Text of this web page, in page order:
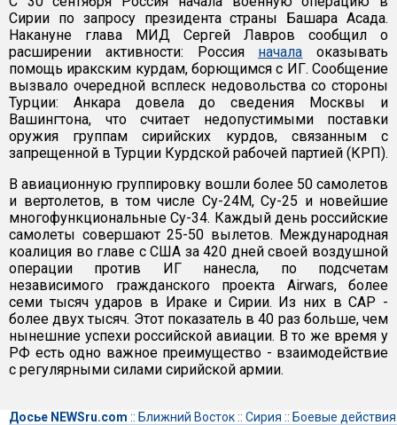
Сирии по запросу президента страны Башара Асада.
Накануне глава МИД Сергей Лавров сообщил о
расширении активности: Россия начала оказывать
помощь иракским курдам, борющимся с ИГ. Сообщение
вызвало очередной всплеск недовольства со стороны
Турции: Анкара довела до сведения Москвы и
Вашингтона, что считает недопустимыми поставки
оружия группам сирийских курдов, связанным с
запрещенной в Турции Курдской рабочей партией (КРП).
В авиационную группировку вошли более 50 самолетов
и вертолетов, в том числе Су-24М, Су-25 и новейшие
многофункциональные Су-34. Каждый день российские
самолеты совершают 25-50 вылетов. Международная
коалиция во главе с США за 420 дней своей воздушной
операции против ИГ нанесла, по подсчетам
независимого гражданского проекта Airwars, более
семи тысяч ударов в Ираке и Сирии. Из них в САР -
более двух тысяч. Этот показатель в 40 раз больше, чем
нынешние успехи российской авиации. В то же время у
РФ есть одно важное преимущество - взаимодействие
с регулярными силами сирийской армии.
Досье NEWSru.com :: Ближний Восток:: Сирия :: Боевые действия